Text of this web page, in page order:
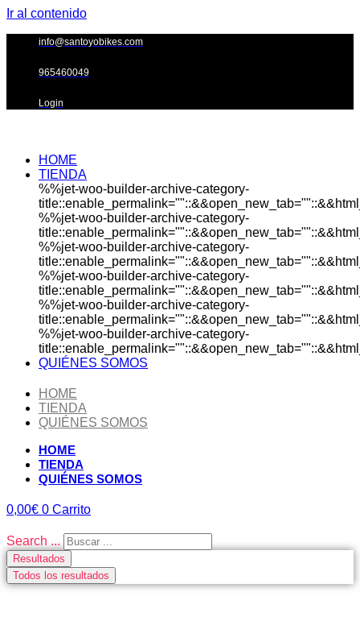
Ir al contenido
info@santoyobikes.com
965460049
Login
HOME
TIENDA
%%jet-woo-builder-archive-category-
%%jet-woo-builder-archive-category-
%%jet-woo-builder-archive-category-
%%jet-woo-builder-archive-category-
%%jet-woo-builder-archive-category-
%%jet-woo-builder-archive-category-
QUIÉNES SOMOS
HOME
TIENDA
QUIÉNES SOMOS
HOME
TIENDA
QUIÉNES SOMOS
0,00€ 0 Carrito
Search ...
Resultados
Todos los resultados